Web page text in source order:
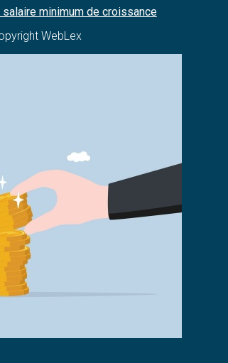
minimum de croissance
WebLex